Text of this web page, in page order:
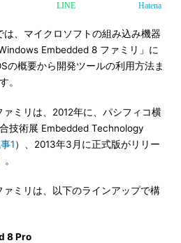
LINE Hatena
、マイクロソフトの組み込み機器
Embedded 8 ファミリ」に
の概要から開発ツールの利用方法ま
。
ミリは、2012年に、パシフィコ横
技術展 Embedded Technology
1）、2013年3月に正式版がリリー
。
ミリは、以下のラインアップで構
8 Pro